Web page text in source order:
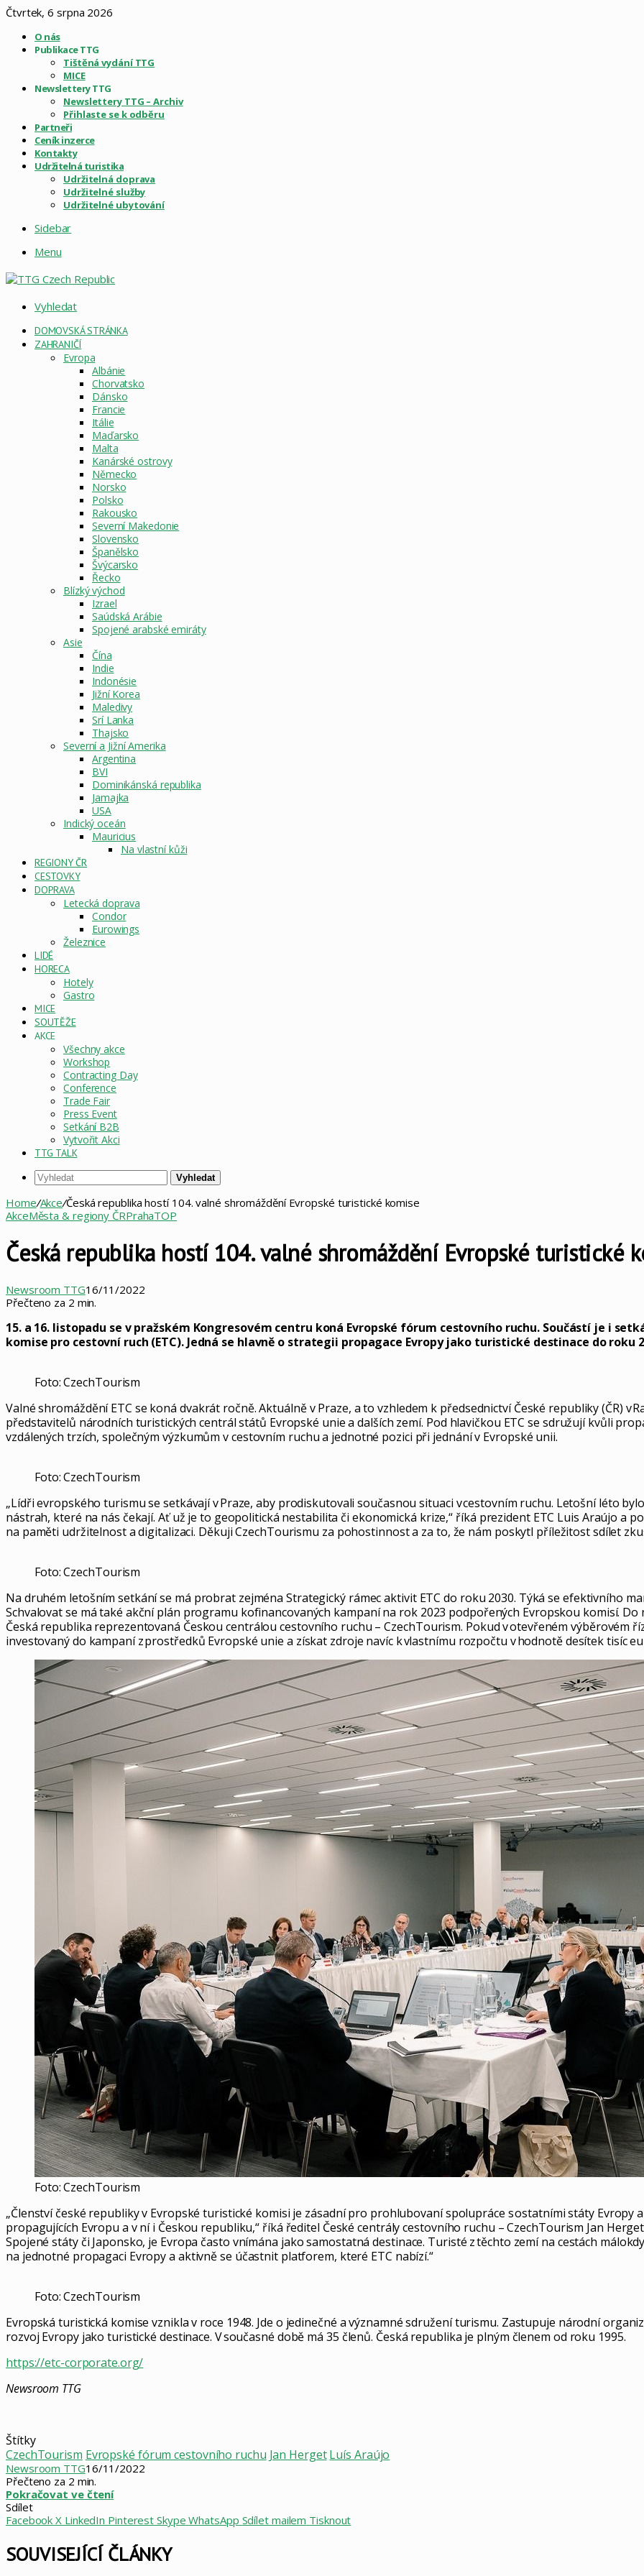
Čtvrtek, 6 srpna 2026
O nás
Publikace TTG
Tištěná vydání TTG
MICE
Newslettery TTG
Newslettery TTG – Archiv
Přihlaste se k odběru
Partneři
Ceník inzerce
Kontakty
Udržitelná turistika
Udržitelná doprava
Udržitelné služby
Udržitelné ubytování
Sidebar
Menu
Vyhledat
DOMOVSKÁ STRÁNKA
ZAHRANIČÍ
Evropa
Albánie
Chorvatsko
Dánsko
Francie
Itálie
Maďarsko
Malta
Kanárské ostrovy
Německo
Norsko
Polsko
Rakousko
Severní Makedonie
Slovensko
Španělsko
Švýcarsko
Řecko
Blízký východ
Izrael
Saúdská Arábie
Spojené arabské emiráty
Asie
Čína
Indie
Indonésie
Jižní Korea
Maledivy
Srí Lanka
Thajsko
Severní a Jižní Amerika
Argentina
BVI
Dominikánská republika
Jamajka
USA
Indický oceán
Mauricius
Na vlastní kůži
REGIONY ČR
CESTOVKY
DOPRAVA
Letecká doprava
Condor
Eurowings
Železnice
LIDÉ
HORECA
Hotely
Gastro
MICE
SOUTĚŽE
AKCE
Všechny akce
Workshop
Contracting Day
Conference
Trade Fair
Press Event
Setkání B2B
Vytvořit Akci
TTG TALK
Vyhledat
Home/Akce/Česká republika hostí 104. valné shromáždění Evropské turistické komise
AkceMěsta & regiony ČRPrahaTOP
Česká republika hostí 104. valné shromáždění Evropské turistické
Newsroom TTG16/11/2022
Přečteno za 2 min.
15. a 16. listopadu se v pražském Kongresovém centru koná Evropské fórum cestovního ruchu. Součástí je i
komise pro cestovní ruch (ETC). Jedná se hlavně o strategii propagace Evropy jako turistické destinace do roku
Foto: CzechTourism
Valné shromáždění ETC se koná dvakrát ročně. Aktuálně v Praze, a to vzhledem k předsednictví České republiky (ČR) v
představitelů národních turistických centrál států Evropské unie a dalších zemí. Pod hlavičkou ETC se sdružují kvůli
vzdálených trzích, společným výzkumům v cestovním ruchu a jednotné pozici při jednání v Evropské unii.
Foto: CzechTourism
„Lídři evropského turismu se setkávají v Praze, aby prodiskutovali současnou situaci v cestovním ruchu. Letošní léto
nástrah, které na nás čekají. Ať už je to geopolitická nestabilita či ekonomická krize,“ říká prezident ETC Luis Araújo a
na paměti udržitelnost a digitalizaci. Děkuji CzechTourismu za pohostinnost a za to, že nám poskytl příležitost sdílet
Foto: CzechTourism
Na druhém letošním setkání se má probrat zejména Strategický rámec aktivit ETC do roku 2030. Týká se efektivního
Schvalovat se má také akční plán programu kofinancovaných kampaní na rok 2023 podpořených Evropskou komisí.
Česká republika reprezentovaná Českou centrálou cestovního ruchu – CzechTourism. Pokud v otevřeném výběrovém
investovaný do kampaní z prostředků Evropské unie a získat zdroje navíc k vlastnímu rozpočtu v hodnotě desítek tisíc
Foto: CzechTourism
„Členství české republiky v Evropské turistické komisi je zásadní pro prohlubovaní spolupráce s ostatními státy
propagujících Evropu a v ní i Českou republiku,“ říká ředitel České centrály cestovního ruchu – CzechTourism Jan
Spojené státy či Japonsko, je Evropa často vnímána jako samostatná destinace. Turisté z těchto zemí na cestách
na jednotné propagaci Evropy a aktivně se účastnit platforem, které ETC nabízí.“
Foto: CzechTourism
Evropská turistická komise vznikla v roce 1948. Jde o jedinečné a významné sdružení turismu. Zastupuje národní
rozvoj Evropy jako turistické destinace. V současné době má 35 členů. Česká republika je plným členem od roku 1995.
https://etc-corporate.org/
Newsroom TTG
Štítky
CzechTourism Evropské fórum cestovního ruchu Jan Herget Luís Araújo
Newsroom TTG16/11/2022
Přečteno za 2 min.
Pokračovat ve čtení
Sdílet
Facebook X LinkedIn Pinterest Skype WhatsApp Sdílet mailem Tisknout
SOUVISEJÍCÍ ČLÁNKY